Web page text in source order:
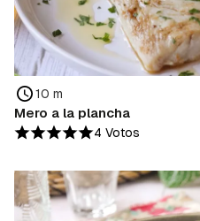
10 m
Mero a la plancha
4 Votos